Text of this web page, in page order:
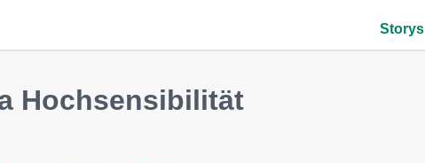
Storys
Hochsensibilität